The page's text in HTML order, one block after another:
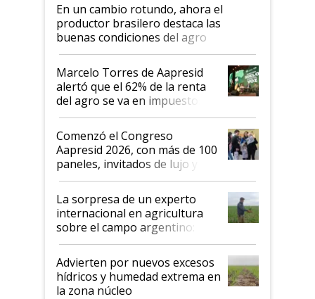
En un cambio rotundo, ahora el
productor brasilero destaca las
buenas condiciones del agro
argentino para invertir: "Los veo
más motivados"
Marcelo Torres de Aapresid
alertó que el 62% de la renta
del agro se va en impuestos:
"No es bueno que en
Argentina se sigan discutiendo
las mismas cosas de hace 50
años"
Comenzó el Congreso
Aapresid 2026, con más de 100
paneles, invitados de lujo y
todas las tendencias
La sorpresa de un experto
internacional en agricultura
sobre el campo argentino:
"Estoy muy impresionado"
Advierten por nuevos excesos
hídricos y humedad extrema en
la zona núcleo